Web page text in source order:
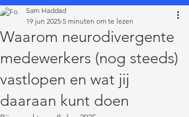
Waarom neurodivergente
medewerkers (nog steeds)
vastlopen en wat jij
daaraan kunt doen
Sam Haddad
19 jun 2025 5 minuten om te lezen